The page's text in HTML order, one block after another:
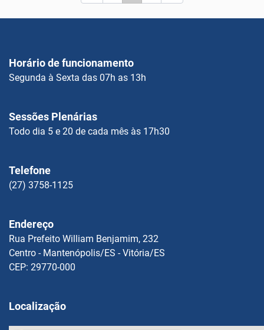
Horário de funcionamento
Segunda à Sexta das 07h as 13h
Sessões Plenárias
Todo dia 5 e 20 de cada mês às 17h30
Telefone
(27) 3758-1125
Endereço
Rua Prefeito William Benjamim, 232
Centro - Mantenópolis/ES - Vitória/ES
CEP: 29770-000
Localização